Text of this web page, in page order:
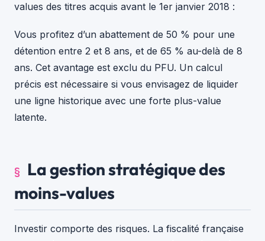
values des titres acquis avant le 1er janvier 2018 :
Vous profitez d’un abattement de 50 % pour une
détention entre 2 et 8 ans, et de 65 % au-delà de 8
ans. Cet avantage est exclu du PFU. Un calcul
précis est nécessaire si vous envisagez de liquider
une ligne historique avec une forte plus-value
latente.
La gestion stratégique des
moins-values
Investir comporte des risques. La fiscalité française